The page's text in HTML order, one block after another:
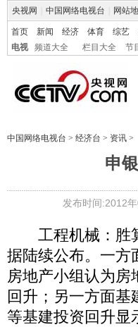
央视网 中国网络电视台 网站
首页 新闻 经济 体育 综艺
电视
频道大全 栏目大全 节
中国网络电视台 > 经济台 > 资讯 >
申
发布时间:2012
工程机械：胜算
据陆续公布。一方
房地产小组认为房
回升；另一方面
等基建投资回升显